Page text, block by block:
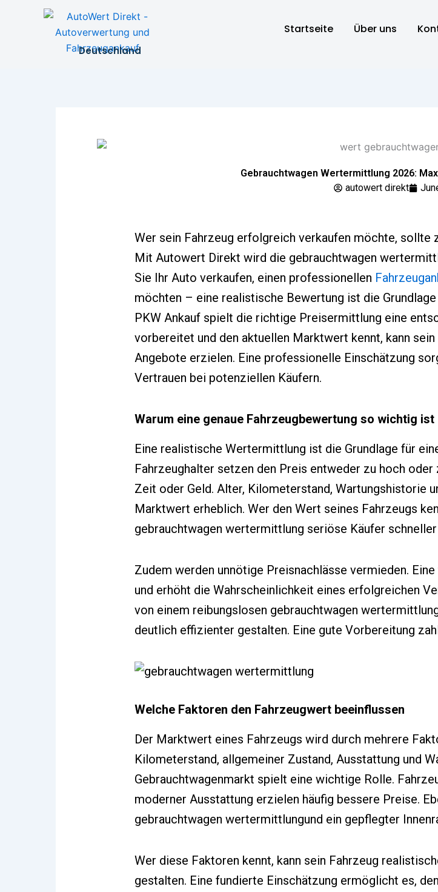
Deutschland
Startseite Über uns
Gebrauchtwagen Wertermittlung 2026:
autowert direkt
Wer sein Fahrzeug erfolgreich verkaufen möchte, sollte
Mit Autowert Direkt wird die gebrauchtwagen
Sie Ihr Auto verkaufen, einen professionellen
möchten – eine realistische Bewertung ist die
PKW Ankauf spielt die richtige Preisermittlung eine
vorbereitet und den aktuellen Marktwert kennt, kann
Angebote erzielen. Eine professionelle Einschätzung
Vertrauen bei potenziellen Käufern.
Warum eine genaue Fahrzeugbewertung so wichtig ist
Eine realistische Wertermittlung ist die Grundlage für
Fahrzeughalter setzen den Preis entweder zu hoch
Zeit oder Geld. Alter, Kilometerstand, Wartungshistorie
Marktwert erheblich. Wer den Wert seines Fahrzeugs
gebrauchtwagen wertermittlung seriöse Käufer
Zudem werden unnötige Preisnachlässe vermieden.
und erhöht die Wahrscheinlichkeit eines erfolgreichen
von einem reibungslosen gebrauchtwagen
deutlich effizienter gestalten. Eine gute Vorbereitung
Welche Faktoren den Fahrzeugwert beeinflussen
Der Marktwert eines Fahrzeugs wird durch mehrere
Kilometerstand, allgemeiner Zustand, Ausstattung und
Gebrauchtwagenmarkt spielt eine wichtige Rolle.
moderner Ausstattung erzielen häufig bessere Preise.
gebrauchtwagen wertermittlungund ein gepflegter
Wer diese Faktoren kennt, kann sein Fahrzeug
gestalten. Eine fundierte Einschätzung ermöglicht es,